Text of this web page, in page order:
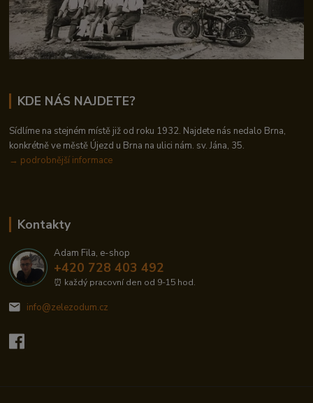
KDE NÁS NAJDETE?
Sídlíme na stejném místě již od roku 1932. Najdete nás nedalo Brna,
konkrétně ve městě Újezd u Brna na ulici nám. sv. Jána, 35.
→ podrobnější informace
Kontakty
Adam Fila, e-shop
+420 728 403 492
⏰ každý pracovní den od 9-15 hod.
info@zelezodum.cz